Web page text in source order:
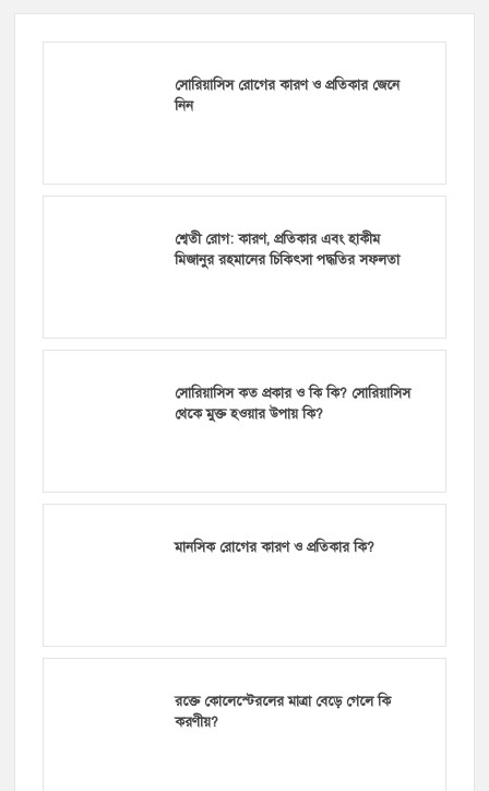
সোরিয়াসিস রোগের কারণ ও প্রতিকার জেনে
নিন
শ্বেতী রোগ: কারণ, প্রতিকার এবং হাকীম
মিজানুর রহমানের চিকিৎসা পদ্ধতির সফলতা
সোরিয়াসিস কত প্রকার ও কি কি? সোরিয়াসিস
থেকে মুক্ত হওয়ার উপায় কি?
মানসিক রোগের কারণ ও প্রতিকার কি?
রক্তে কোলেস্টেরলের মাত্রা বেড়ে গেলে কি
করণীয়?